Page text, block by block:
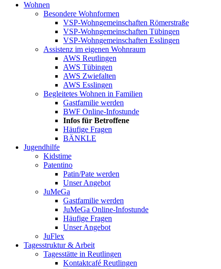
Wohnen
Besondere Wohnformen
VSP-Wohngemeinschaften Römerstraße
VSP-Wohngemeinschaften Tübingen
VSP-Wohngemeinschaften Esslingen
Assistenz im eigenen Wohnraum
AWS Reutlingen
AWS Tübingen
AWS Zwiefalten
AWS Esslingen
Begleitetes Wohnen in Familien
Gastfamilie werden
BWF Online-Infostunde
Infos für Betroffene
Häufige Fragen
BÄNKLE
Jugendhilfe
Kidstime
Patentino
Patin/Pate werden
Unser Angebot
JuMeGa
Gastfamilie werden
JuMeGa Online-Infostunde
Häufige Fragen
Unser Angebot
JuFlex
Tagesstruktur & Arbeit
Tagesstätte in Reutlingen
Kontaktcafé Reutlingen